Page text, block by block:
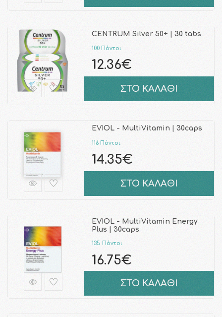
CENTRUM Silver 50+ | 30 tabs
100 Πόντοι
12.36€
ΣΤΟ ΚΑΛΑΘΙ
EVIOL - MultiVitamin | 30caps
116 Πόντοι
14.35€
ΣΤΟ ΚΑΛΑΘΙ
EVIOL - MultiVitamin Energy
Plus | 30caps
135 Πόντοι
16.75€
ΣΤΟ ΚΑΛΑΘΙ